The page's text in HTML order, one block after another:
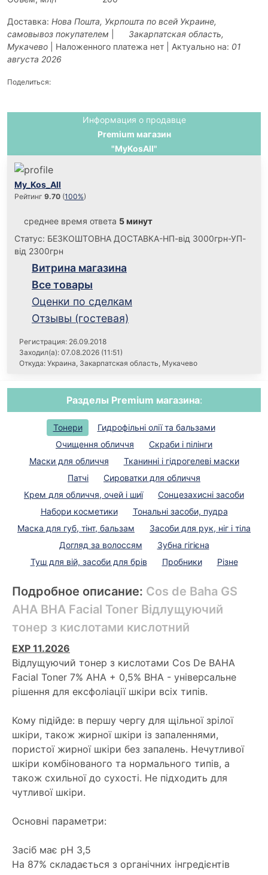
Доставка: Нова Пошта, Укрпошта по всей Украине,
самовывоз покупателем
Закарпатская область,
Мукачево | Наложенного платежа нет | Актуально на: 01
августа 2026
Поделиться:
Информация о продавце
Premium магазин
"MyKosAll"
My_Kos_All
Рейтинг 9.70 (100%)
среднее время ответа 5 минут
Статус: БЕЗКОШТОВНА ДОСТАВКА-НП-від 3000грн-УП-
від 2300грн
Витрина магазина
Все товары
Оценки по сделкам
Отзывы (гостевая)
Регистрация: 26.09.2018
Заходил(а): 07.08.2026 (11:51)
Откуда: Украина, Закарпатская область, Мукачево
Разделы Premium магазина:
Тонери
Гидрофільні олії та бальзами
Очищення обличчя
Скраби і пілінги
Маски для обличчя
Тканинні і гідрогелеві маски
Патчі
Сироватки для обличчя
Крем для обличчя, очей і шиї
Сонцезахисні засоби
Набори косметики
Тональні засоби, пудра
Маска для губ, тінт, бальзам
Засоби для рук, ніг і тіла
Догляд за волоссям
Зубна гігієна
Туш для вій, засоби для брів
Пробники Різне
Подробное описание: Cos de Baha GS
AHA BHA Facial Toner Відлущуючий
тонер з кислотами кислотний
ЕХР 11.2026
Відлущуючий тонер з кислотами Cos De BAHA
Facial Toner 7% AHA + 0,5% BHA - універсальне
рішення для ексфоліації шкіри всіх типів.
Кому підійде: в першу чергу для щільної зрілої
шкіри, також жирної шкіри із запаленнями,
пористої жирної шкіри без запалень. Нечутливої
шкіри комбінованого та нормального типів, а
також схильної до сухості. Не підходить для
чутливої шкіри.
Основні параметри:
Засіб має pH 3,5
На 87% складається з органічних інгредієнтів